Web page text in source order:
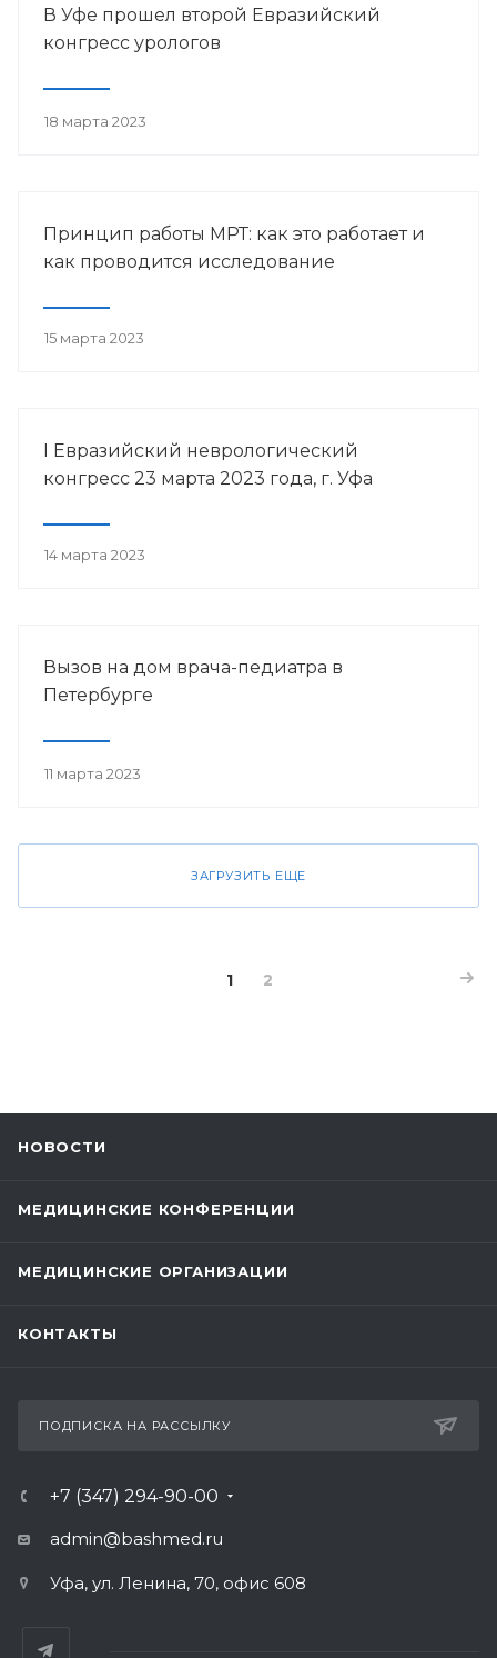
В Уфе прошел второй Евразийский
конгресс урологов
18 марта 2023
Принцип работы МРТ: как это работает и
как проводится исследование
15 марта 2023
I Евразийский неврологический
конгресс 23 марта 2023 года, г. Уфа
14 марта 2023
Вызов на дом врача-педиатра в
Петербурге
11 марта 2023
ЗАГРУЗИТЬ ЕЩЕ
1 2
НОВОСТИ
МЕДИЦИНСКИЕ КОНФЕРЕНЦИИ
МЕДИЦИНСКИЕ ОРГАНИЗАЦИИ
КОНТАКТЫ
ПОДПИСКА НА РАССЫЛКУ
+7 (347) 294-90-00
admin@bashmed.ru
Уфа, ул. Ленина, 70, офис 608